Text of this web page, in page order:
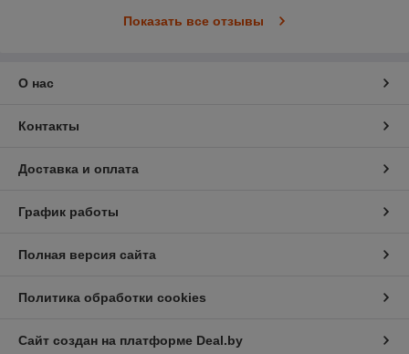
Показать все отзывы
О нас
Контакты
Доставка и оплата
График работы
Полная версия сайта
Политика обработки cookies
Сайт создан на платформе Deal.by